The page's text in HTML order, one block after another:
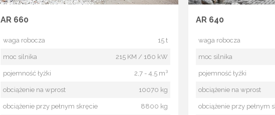
AR 660
waga robocza 15 t
moc silnika 215 KM / 160 kW
pojemność łyżki 2,7 - 4,5 m³
obciążenie na wprost 10070 kg
obciążenie przy pełnym skręcie 8800 kg
AR 640
waga robocza
moc silnika
pojemność łyżki
obciążenie na wprost
obciążenie przy pełnym